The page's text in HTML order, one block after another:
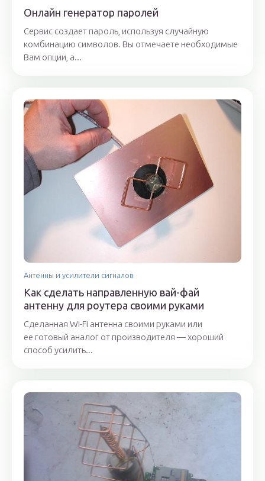
Онлайн генератор паролей
Сервис создает пароль, используя случайную
комбинацию символов. Вы отмечаете необходимые
Вам опции, а...
Антенны и усилители сигналов
Как сделать направленную вай-фай
антенну для роутера своими руками
Сделанная Wi-Fi антенна своими руками или
ее готовый аналог от производителя — хороший
способ усилить...